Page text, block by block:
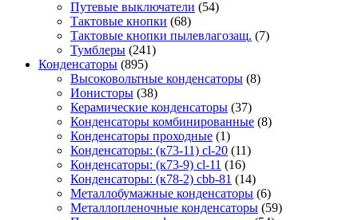
Путевые выключатели (54)
Тактовые кнопки (68)
Тактовые кнопки пылевлагозащ. (7)
Тумблеры (241)
Конденсаторы (895)
Высоковольтные конденсаторы (8)
Ионисторы (38)
Керамические конденсаторы (37)
Конденсаторы комбинированные (8)
Конденсаторы проходные (1)
Конденсаторы: (к73-11) cl-20 (11)
Конденсаторы: (к73-9) cl-11 (16)
Конденсаторы: (к78-2) cbb-81 (14)
Металлобумажные конденсаторы (6)
Металлопленочные конденсаторы (59)